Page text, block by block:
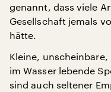
genannt, dass viele
Gesellschaft jemals
hätte.
Kleine,
im Wasser lebende
sind auch seltener